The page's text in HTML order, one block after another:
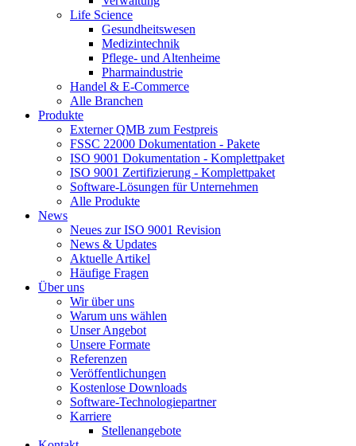
Life Science
Gesundheitswesen
Medizintechnik
Pflege- und Altenheime
Pharmaindustrie
Handel & E-Commerce
Alle Branchen
Produkte
Externer QMB zum Festpreis
FSSC 22000 Dokumentation - Pakete
ISO 9001 Dokumentation - Komplettpaket
ISO 9001 Zertifizierung - Komplettpaket
Software-Lösungen für Unternehmen
Alle Produkte
News
Neues zur ISO 9001 Revision
News & Updates
Aktuelle Artikel
Häufige Fragen
Über uns
Wir über uns
Warum uns wählen
Unser Angebot
Unsere Formate
Referenzen
Veröffentlichungen
Kostenlose Downloads
Software-Technologiepartner
Karriere
Stellenangebote